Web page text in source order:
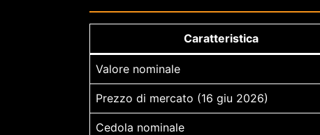
Caratteristica
Valore nominale
Prezzo di mercato (16 giu 2026)
Cedola nominale